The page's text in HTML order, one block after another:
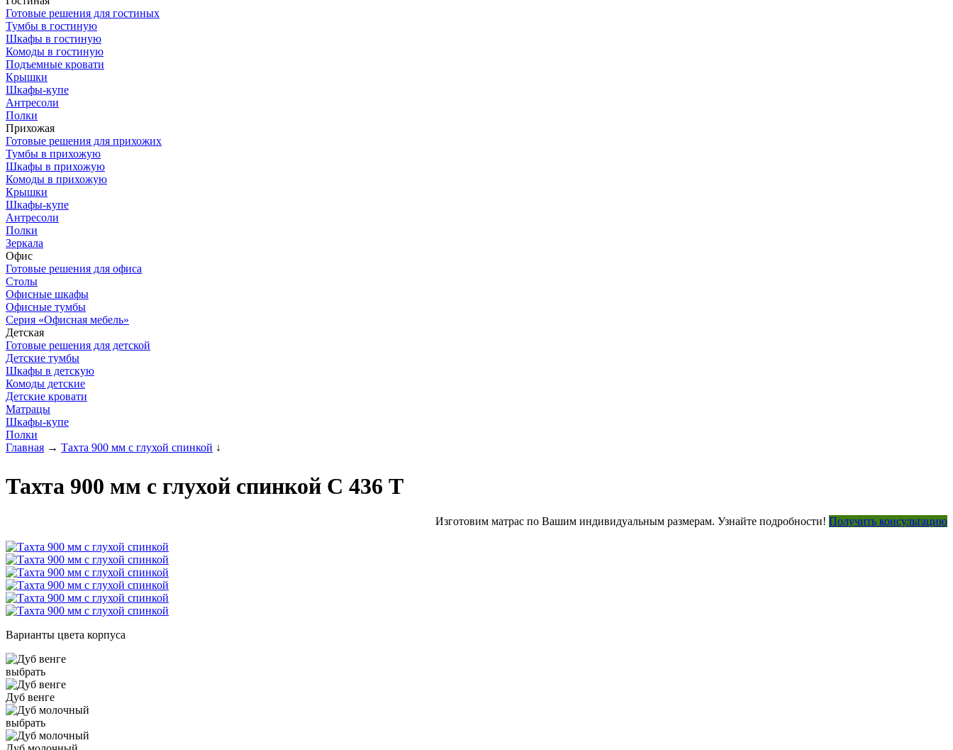
Готовые решения для гостиных
Тумбы в гостиную
Шкафы в гостиную
Комоды в гостиную
Подъемные кровати
Крышки
Шкафы-купе
Антресоли
Полки
Прихожая
Готовые решения для прихожих
Тумбы в прихожую
Шкафы в прихожую
Комоды в прихожую
Крышки
Шкафы-купе
Антресоли
Полки
Зеркала
Офис
Готовые решения для офиса
Столы
Офисные шкафы
Офисные тумбы
Серия «Офисная мебель»
Детская
Готовые решения для детской
Детские тумбы
Шкафы в детскую
Комоды детские
Детские кровати
Матрацы
Шкафы-купе
Полки
Главная → Тахта 900 мм с глухой спинкой ↓
Тахта 900 мм с глухой спинкой С 436 Т
Изготовим матрас по Вашим индивидуальным размерам. Узнайте подробности! Получить консультацию
Варианты цвета корпуса
выбрать
Дуб венге
выбрать